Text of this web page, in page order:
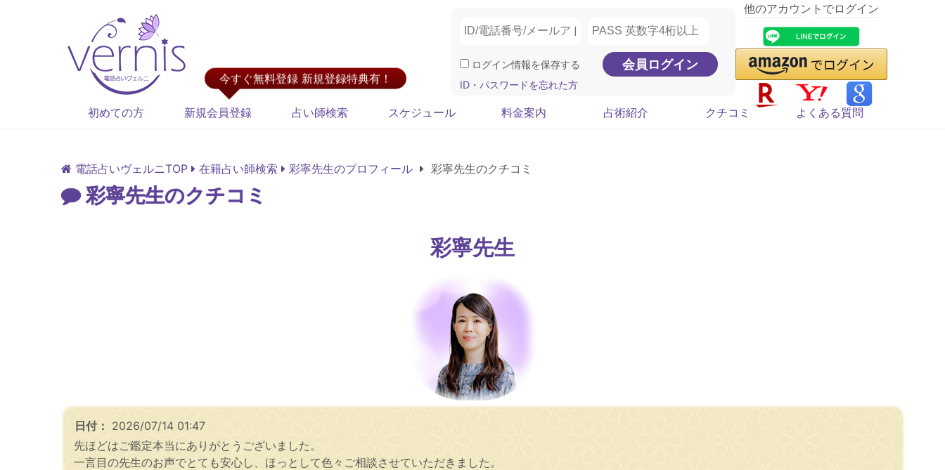
今すぐ無料登録 新規登録特典有！
ログイン情報を保存する
ID・パスワードを忘れた方
他のアカウントでログイン
初めての方 新規会員登録 占い師検索 スケジュール 料金案内 占術紹介 クチコミ よくある質問
電話占いヴェルニTOP 在籍占い師検索 彩寧先生のプロフィール 彩寧先生のクチコミ
彩寧先生のクチコミ
彩寧先生
日付： 2026/07/14 01:47
先ほどはご鑑定本当にありがとうございました。
一言目の先生のお声でとても安心し、ほっとして色々ご相談させていただきました。